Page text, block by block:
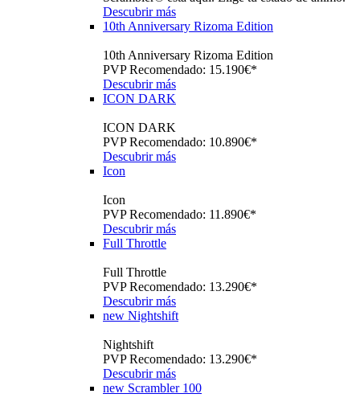
Descubrir más
10th Anniversary Rizoma Edition
10th Anniversary Rizoma Edition
PVP Recomendado: 15.190€*
Descubrir más
ICON DARK
ICON DARK
PVP Recomendado: 10.890€*
Descubrir más
Icon
Icon
PVP Recomendado: 11.890€*
Descubrir más
Full Throttle
Full Throttle
PVP Recomendado: 13.290€*
Descubrir más
new Nightshift
Nightshift
PVP Recomendado: 13.290€*
Descubrir más
new Scrambler 100